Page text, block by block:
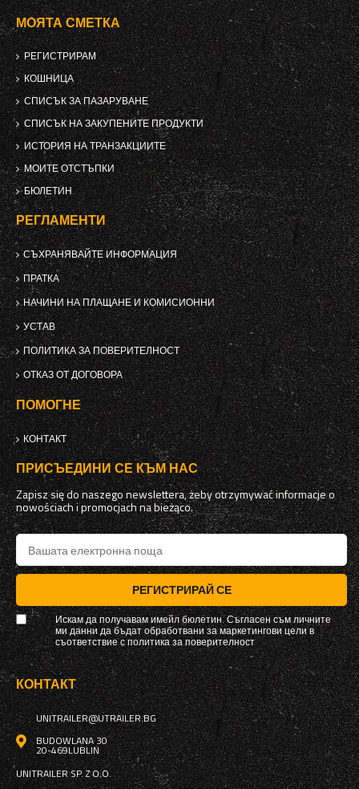
МОЯТА СМЕТКА
РЕГИСТРИРАМ
КОШНИЦА
СПИСЪК ЗА ПАЗАРУВАНЕ
СПИСЪК НА ЗАКУПЕНИТЕ ПРОДУКТИ
ИСТОРИЯ НА ТРАНЗАКЦИИТЕ
МОИТЕ ОТСТЪПКИ
БЮЛЕТИН
РЕГЛАМЕНТИ
СЪХРАНЯВАЙТЕ ИНФОРМАЦИЯ
ПРАТКА
НАЧИНИ НА ПЛАЩАНЕ И КОМИСИОННИ
УСТАВ
ПОЛИТИКА ЗА ПОВЕРИТЕЛНОСТ
ОТКАЗ ОТ ДОГОВОРА
ПОМОГНЕ
КОНТАКТ
ПРИСЪЕДИНИ СЕ КЪМ НАС
Zapisz się do naszego newslettera, żeby otrzymywać informacje o
nowościach i promocjach na bieżąco.
РЕГИСТРИРАЙ СЕ
Искам да получавам имейл бюлетин. Съгласен съм личните
ми данни да бъдат обработвани за маркетингови цели в
съответствие сполитика за поверителност
КОНТАКТ
UNITRAILER@UTRAILER.BG
BUDOWLANA 30
20-469LUBLIN
UNITRAILER SP. Z O.O.